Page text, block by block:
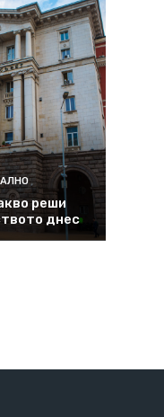
реши
днес